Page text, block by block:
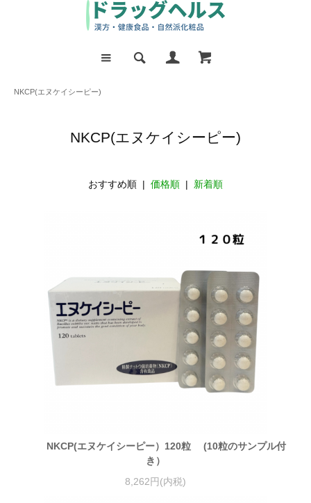
NKCP(エヌケイシーピー)
NKCP(エヌケイシーピー)
おすすめ順 | 価格順 | 新着順
NKCP(エヌケイシーピー）120粒 (10粒のサンプル付
き）
8,262円(内税)